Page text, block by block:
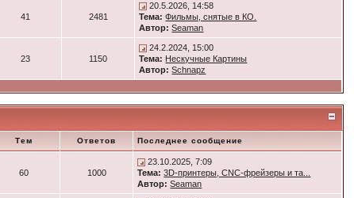
41 2481
20.5.2026, 14:58
Тема: Фильмы, снятые в КО.
Автор: Seaman
23 1150
24.2.2024, 15:00
Тема: Нескучные Картины
Автор: Schnapz
Тем Ответов Последнее сообщение
60 1000
23.10.2025, 7:09
Тема: 3D-принтеры, CNC-фрейзеры и та...
Автор: Seaman